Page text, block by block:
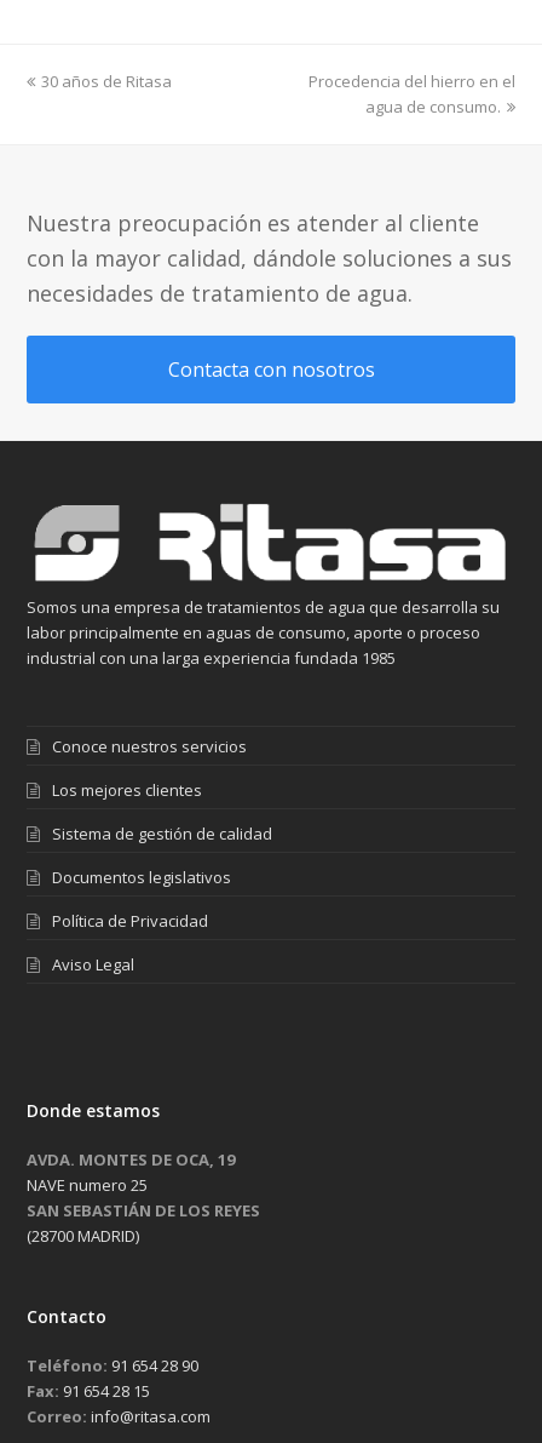
previous
30 años de Ritasa
next
Procedencia del hierro en el
agua de consumo.
Nuestra preocupación es atender al cliente
con la mayor calidad, dándole soluciones a sus
necesidades de tratamiento de agua.
Contacta con nosotros
Somos una empresa de tratamientos de agua que desarrolla su
labor principalmente en aguas de consumo, aporte o proceso
industrial con una larga experiencia fundada 1985
Conoce nuestros servicios
Los mejores clientes
Sistema de gestión de calidad
Documentos legislativos
Política de Privacidad
Aviso Legal
Donde estamos
AVDA. MONTES DE OCA, 19
NAVE numero 25
SAN SEBASTIÁN DE LOS REYES
(28700 MADRID)
Contacto
Teléfono: 91 654 28 90
Fax: 91 654 28 15
Correo: info@ritasa.com